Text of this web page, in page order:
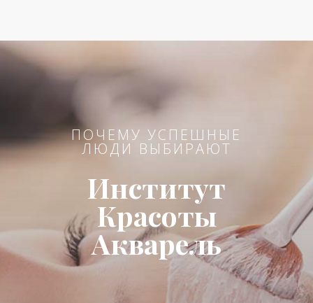
ПОЧЕМУ УСПЕШНЫЕ
ЛЮДИ ВЫБИРАЮТ
Институт
Красоты
Акварель